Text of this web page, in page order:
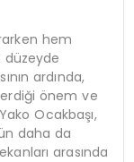
hem
ardında,
önem ve
Ocakbaşı,
daha da
arasında